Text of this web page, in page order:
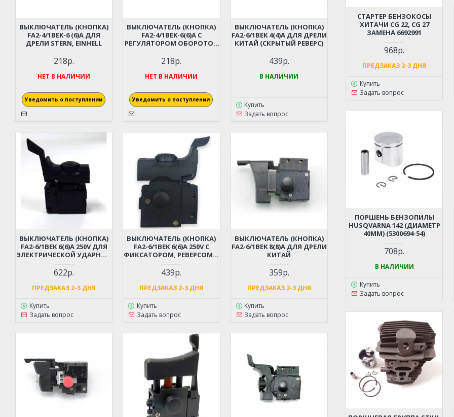
ВЫКЛЮЧАТЕЛЬ (КНОПКА)
FA2-4/1BEK-6 (6)А ДЛЯ
ДРЕЛИ STERN, EINHELL
218р.
НЕТ В НАЛИЧИИ
Уведомить о поступлении
ВЫКЛЮЧАТЕЛЬ (КНОПКА)
FA2-4/1BEK-6(6)А С
РЕГУЛЯТОРОМ ОБОРОТОВ
218р.
НЕТ В НАЛИЧИИ
Уведомить о поступлении
ВЫКЛЮЧАТЕЛЬ (КНОПКА)
FA2-6/1BEK 4(4)A ДЛЯ ДРЕЛИ
КИТАЙ (СКРЫТЫЙ РЕВЕРС)
439р.
В НАЛИЧИИ
Купить
Задать вопрос
ВЫКЛЮЧАТЕЛЬ (КНОПКА)
FA2-6/1BEK 6(6)A 250V ДЛЯ
ЭЛЕКТРИЧЕСКОЙ УДАРНОЙ
622р.
ПРЕДЗАКАЗ 2-3 ДНЯ
Купить
Задать вопрос
ВЫКЛЮЧАТЕЛЬ (КНОПКА)
FA2-6/1BEK 6(6)А 250V С
ФИКСАТОРОМ, РЕВЕРСОМ И
ДЛЯ ДРЕЛИ КИТАЙ
439р.
ПРЕДЗАКАЗ 2-3 ДНЯ
Купить
Задать вопрос
ВЫКЛЮЧАТЕЛЬ (КНОПКА)
FA2-6/1BEK 8(8)A ДЛЯ ДРЕЛИ
КИТАЙ
359р.
ПРЕДЗАКАЗ 2-3 ДНЯ
Купить
Задать вопрос
СТАРТЕР БЕНЗОКОСЫ
ХИТАЧИ CG 22, CG 27
ЗАМЕНА 6692991
968р.
ПРЕДЗАКАЗ 2-3 ДНЯ
Купить
Задать вопрос
ПОРШЕНЬ БЕНЗОПИЛЫ
HUSQVARNA 142 (ДИАМЕТР
40ММ) (5300694-54)
708р.
В НАЛИЧИИ
Купить
Задать вопрос